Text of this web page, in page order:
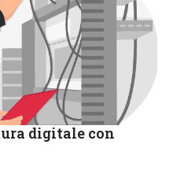
digitale con